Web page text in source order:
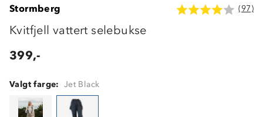
Stormberg (97)
Kvitfjell vattert selebukse
399,-
Valgt farge: Jet Black